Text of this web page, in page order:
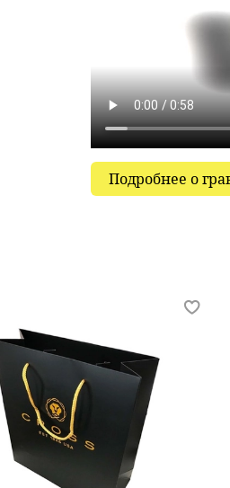
Подробнее о